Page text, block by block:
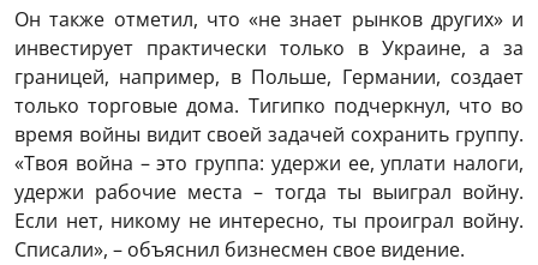
Он также отметил, что «не знает рынков других» и
инвестирует практически только в Украине, а за
границей, например, в Польше, Германии, создает
только торговые дома. Тигипко подчеркнул, что во
время войны видит своей задачей сохранить группу.
«Твоя война – это группа: удержи ее, уплати налоги,
удержи рабочие места – тогда ты выиграл войну.
Если нет, никому не интересно, ты проиграл войну.
Списали», – объяснил бизнесмен свое видение.